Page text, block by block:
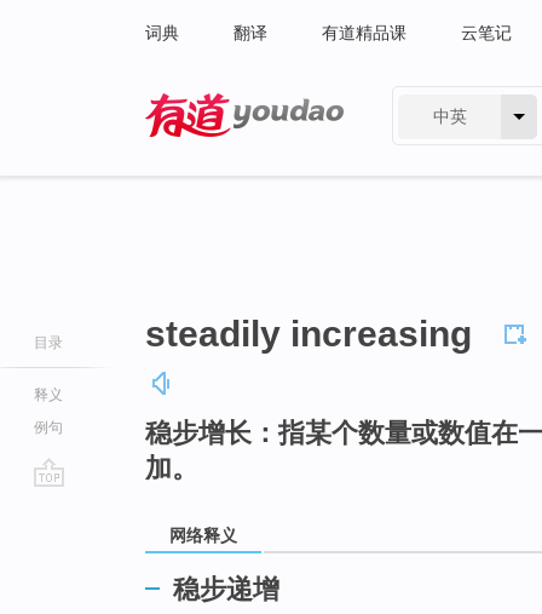
词典 翻译 有道精品课 云笔记
中英
目录
释义
例句
steadily increasing
稳步增长：指某个数量或数值在
加。
网络释义
稳步递增